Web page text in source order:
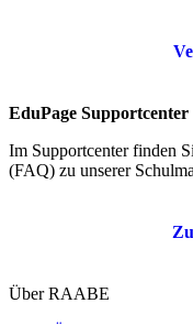
EduPage Supportcenter
Im Supportcenter finden
(FAQ) zu unserer
Über RAABE